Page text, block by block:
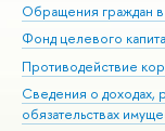
Обращения граждан
Фонд целевого
Противодействие
Сведения о доходах,
обязательствах